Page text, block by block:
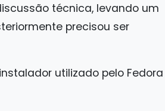
técnica, levando um
precisou ser
utilizado pelo Fedora